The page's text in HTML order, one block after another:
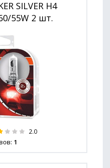
SILVER H4
55W 2 шт.
2.0
1